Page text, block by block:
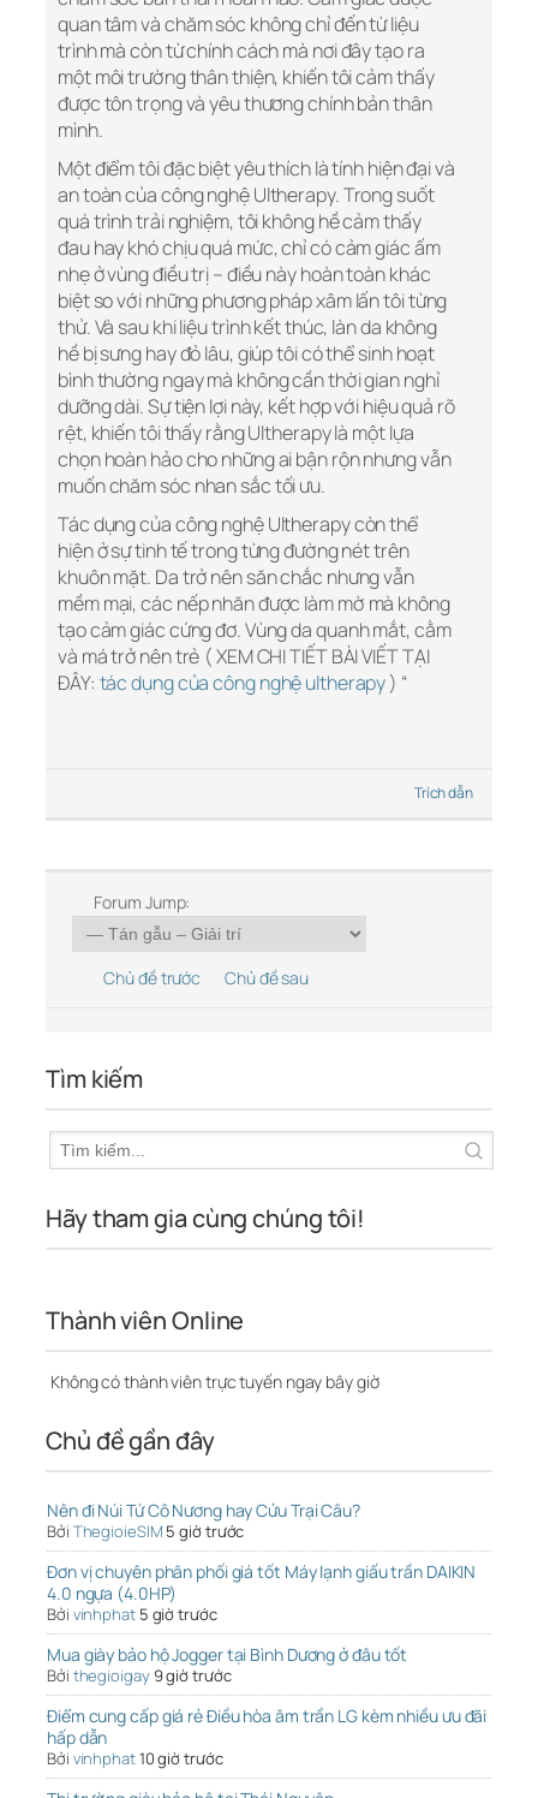
quan tâm và chăm sóc không chỉ đến từ liệu
trình mà còn từ chính cách mà nơi đây tạo ra
một môi trường thân thiện, khiến tôi cảm thấy
được tôn trọng và yêu thương chính bản thân
mình.
Một điểm tôi đặc biệt yêu thích là tính hiện đại và
an toàn của công nghệ Ultherapy. Trong suốt
quá trình trải nghiệm, tôi không hề cảm thấy
đau hay khó chịu quá mức, chỉ có cảm giác ấm
nhẹ ở vùng điều trị – điều này hoàn toàn khác
biệt so với những phương pháp xâm lấn tôi từng
thử. Và sau khi liệu trình kết thúc, làn da không
hề bị sưng hay đỏ lâu, giúp tôi có thể sinh hoạt
bình thường ngay mà không cần thời gian nghỉ
dưỡng dài. Sự tiện lợi này, kết hợp với hiệu quả rõ
rệt, khiến tôi thấy rằng Ultherapy là một lựa
chọn hoàn hảo cho những ai bận rộn nhưng vẫn
muốn chăm sóc nhan sắc tối ưu.
Tác dụng của công nghệ Ultherapy còn thể
hiện ở sự tinh tế trong từng đường nét trên
khuôn mặt. Da trở nên săn chắc nhưng vẫn
mềm mại, các nếp nhăn được làm mờ mà không
tạo cảm giác cứng đơ. Vùng da quanh mắt, cằm
và má trở nên trẻ ( XEM CHI TIẾT BÀI VIẾT TẠI
ĐÂY: tác dụng của công nghệ ultherapy) “
Trích dẫn
Forum Jump:
Chủ đề trước Chủ đề sau
Tìm kiếm
Hãy tham gia cùng chúng tôi!
Thành viên Online
Không có thành viên trực tuyến ngay bây giờ
Chủ đề gần đây
Nên đi Núi Tứ Cô Nương hay Cửu Trại Câu?
Bởi ThegioieSIM 5 giờ trước
Đơn vị chuyên phân phối giá tốt Máy lạnh giấu trần DAIKIN
4.0 ngựa (4.0HP)
Bởi vinhphat 5 giờ trước
Mua giày bảo hộ Jogger tại Bình Dương ở đâu tốt
Bởi thegioigay9 giờ trước
Điểm cung cấp giá rẻ Điều hòa âm trần LG kèm nhiều ưu đãi
hấp dẫn
Bởi vinhphat10 giờ trước